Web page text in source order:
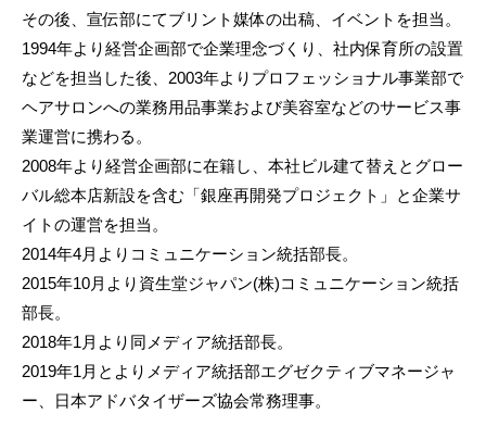
その後、宣伝部にてブリント媒体の出稿、イベントを担当。
1994年より経営企画部で企業理念づくり、社内保育所の設置
などを担当した後、2003年よりプロフェッショナル事業部で
ヘアサロンへの業務用品事業および美容室などのサービス事
業運営に携わる。
2008年より経営企画部に在籍し、本社ビル建て替えとグロー
バル総本店新設を含む「銀座再開発プロジェクト」と企業サ
イトの運営を担当。
2014年4月よりコミュニケーション統括部長。
2015年10月より資生堂ジャパン(株)コミュニケーション統括
部長。
2018年1月より同メディア統括部長。
2019年1月とよりメディア統括部エグゼクティブマネージャ
ー、日本アドバタイザーズ協会常務理事。